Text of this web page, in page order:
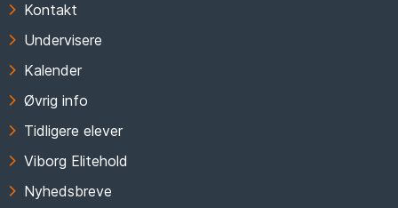
Kontakt
Undervisere
Kalender
Øvrig info
Tidligere elever
Viborg Elitehold
Nyhedsbreve